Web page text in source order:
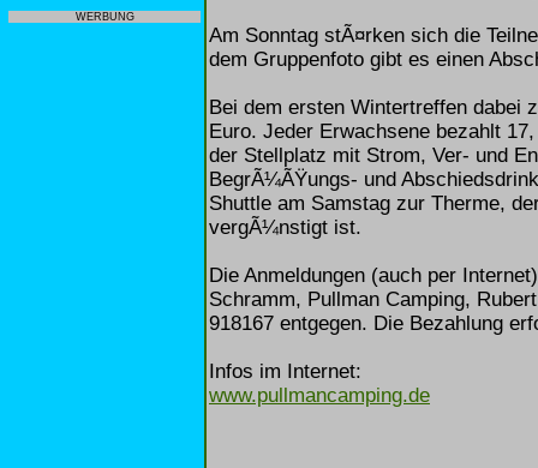
WERBUNG
Am Sonntag stÃ¤rken sich die
dem Gruppenfoto gibt es einen
Bei dem ersten Wintertreffen dabei
Euro. Jeder Erwachsene bezahlt
der Stellplatz mit Strom, Ver- und
BegrÃ¼ÃŸungs- und
Shuttle am Samstag zur Therme,
vergÃ¼nstigt ist.
Die Anmeldungen (auch per
Schramm, Pullman Camping,
918167 entgegen. Die Bezahlung
Infos im Internet:
www.pullmancamping.de